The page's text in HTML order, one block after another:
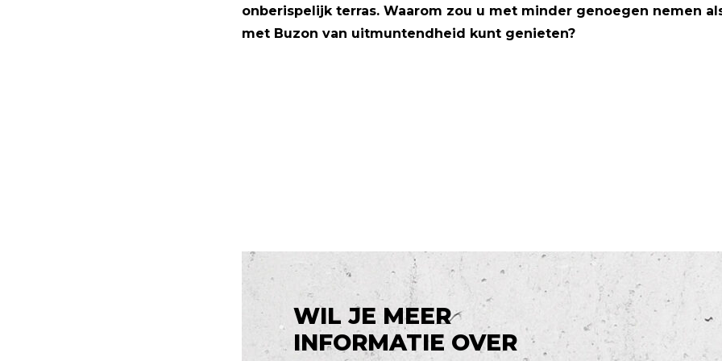
onberispelijk terras. Waarom zou u met minder genoegen nemen
met Buzon van uitmuntendheid kunt genieten?
WIL JE MEER
INFORMATIE OVER